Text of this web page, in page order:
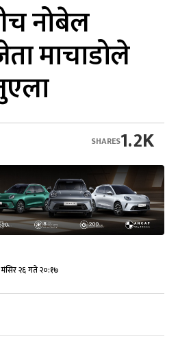
नोबेल
माचाडोले
1.2K
SHARES
२६ गते २०:१७